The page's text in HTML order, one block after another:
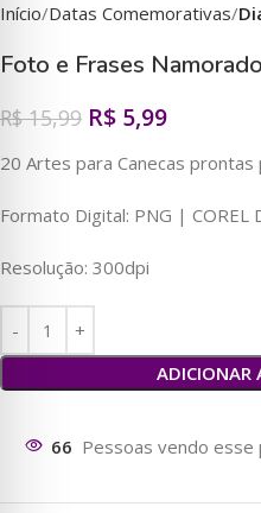
Início Datas Comemorativas
Foto e Frases
R$15,99 R$ 5,99
20 Artes para Canecas
Formato Digital: PNG | COREL
Resolução: 300dpi
ADICIONAR
68 Pessoas vendo esse